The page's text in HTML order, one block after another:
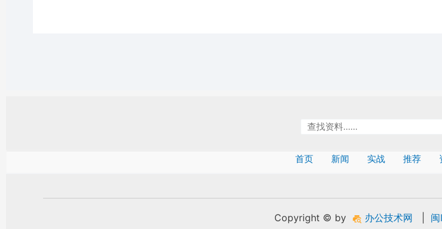
首页 新闻 实战 推荐
Copyright © by 办公技术网